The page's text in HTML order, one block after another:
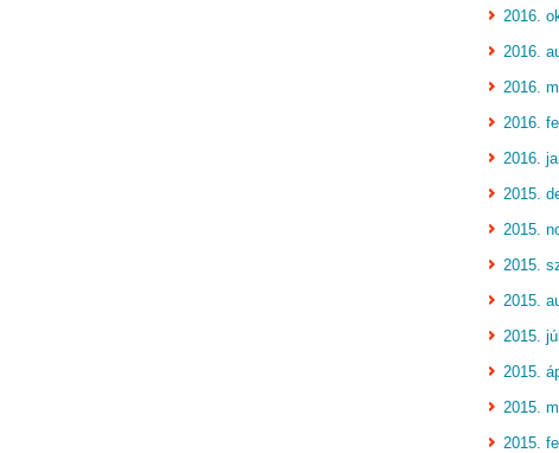
2016.
2016.
2016.
2016.
2016.
2015.
2015.
2015.
2015.
2015.
2015.
2015.
2015.